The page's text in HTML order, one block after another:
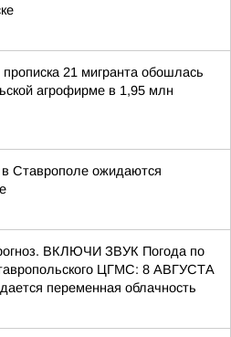
21 мигранта обошлась
агрофирме в 1,95 млн
Ставрополе ожидаются
ВКЛЮЧИ ЗВУК Погода по
ЦГМС: 8 АВГУСТА
переменная облачность